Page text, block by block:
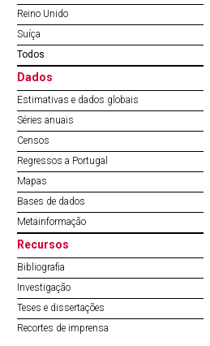
Reino Unido
Suíça
Todos
Dados
Estimativas e dados globais
Séries anuais
Censos
Regressos a Portugal
Mapas
Bases de dados
Metainformação
Recursos
Bibliografia
Investigação
Teses e dissertações
Recortes de imprensa